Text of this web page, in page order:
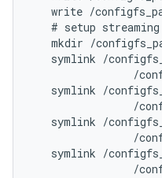
write /
# setup
mkdir /
symlink /
/
symlink /
/
symlink /
/
symlink /
/